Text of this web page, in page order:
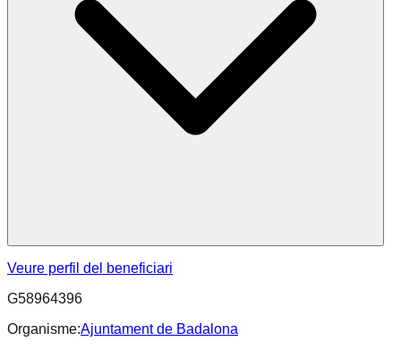
Veure perfil del beneficiari
G58964396
Organisme:Ajuntament de Badalona